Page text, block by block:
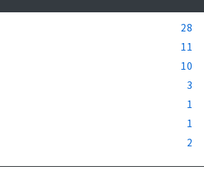
28
11
10
3
1
1
2